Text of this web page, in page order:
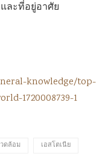
ละที่อยู่อาศัย
knowledge/top-
1720008739-1
ดล้อม เอสโตเนีย